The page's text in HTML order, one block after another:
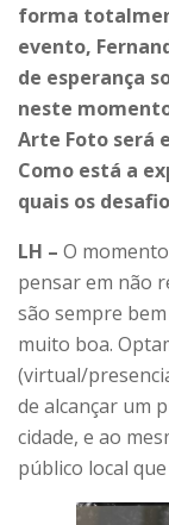
forma
evento,
de esperança
neste
Arte Foto será
Como está a
quais os
LH – O
pensar em não
são sempre
muito boa.
(virtual/
de alcançar um
cidade, e ao
público local